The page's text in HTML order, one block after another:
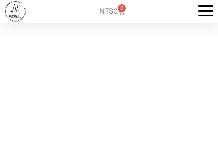
跳
至
NT$0 0
購
物